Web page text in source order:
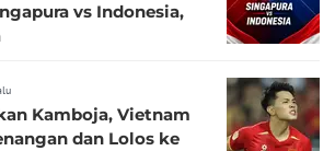
vs Indonesia,
Kamboja, Vietnam
dan Lolos ke